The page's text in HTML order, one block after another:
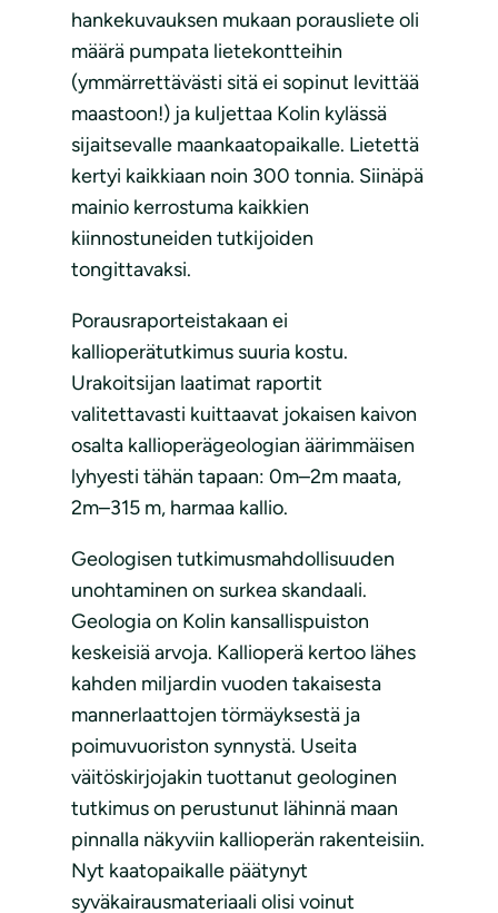
hankekuvauksen mukaan porausliete oli
määrä pumpata lietekontteihin
(ymmärrettävästi sitä ei sopinut levittää
maastoon!) ja kuljettaa Kolin kylässä
sijaitsevalle maankaatopaikalle. Lietettä
kertyi kaikkiaan noin 300 tonnia. Siinäpä
mainio kerrostuma kaikkien
kiinnostuneiden tutkijoiden
tongittavaksi.
Porausraporteistakaan ei
kallioperätutkimus suuria kostu.
Urakoitsijan laatimat raportit
valitettavasti kuittaavat jokaisen kaivon
osalta kallioperägeologian äärimmäisen
lyhyesti tähän tapaan: 0m–2m maata,
2m–315 m, harmaa kallio.
Geologisen tutkimusmahdollisuuden
unohtaminen on surkea skandaali.
Geologia on Kolin kansallispuiston
keskeisiä arvoja. Kallioperä kertoo lähes
kahden miljardin vuoden takaisesta
mannerlaattojen törmäyksestä ja
poimuvuoriston synnystä. Useita
väitöskirjojakin tuottanut geologinen
tutkimus on perustunut lähinnä maan
pinnalla näkyviin kallioperän rakenteisiin.
Nyt kaatopaikalle päätynyt
syväkairausmateriaali olisi voinut